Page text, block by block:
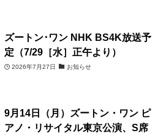
ズートン･ワン NHK BS4K放送予
定（7/29［水］正午より）
2026年7月27日 お知らせ
9月14日（月）ズートン・ワン ピ
アノ・リサイタル東京公演、S席